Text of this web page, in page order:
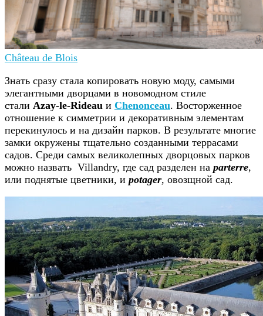
Château de Blois
Знать сразу стала копировать новую моду, самыми
элегантными дворцами в новомодном стиле
стали Azay-le-Rideau и Chenonceau. Восторженное
отношение к симметрии и декоративным элементам
перекинулось и на дизайн парков. В результате многие
замки окружены тщательно созданными террасами
садов. Среди самых великолепных дворцовых парков
можно назвать Villandry, где сад разделен на parterre,
или поднятые цветники, и potager, овозщной сад.